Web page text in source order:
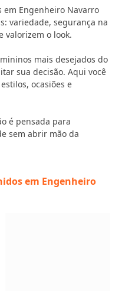
em Engenheiro Navarro
variedade, segurança na
valorizem o look.
mais desejados do
sua decisão. Aqui você
ocasiões e
é pensada para
sem abrir mão da
em Engenheiro